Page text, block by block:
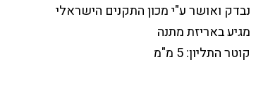
נבדק ואושר ע"י מכון התקנים הישראלי
מגיע באריזת מתנה
קוטר התליון: 5 מ"מ